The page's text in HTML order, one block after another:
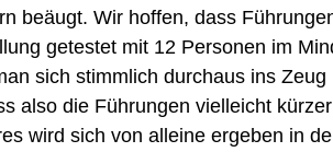
beäugt. Wir hoffen, dass
getestet mit 12 Personen im
sich stimmlich durchaus ins Zeug
also die Führungen vielleicht
wird sich von alleine ergeben in